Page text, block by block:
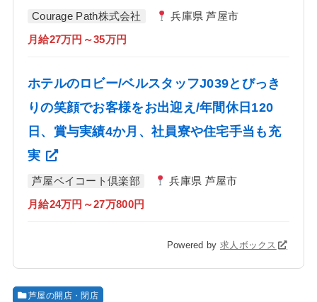
Courage Path株式会社 兵庫県 芦屋市
月給27万円～35万円
ホテルのロビー/ベルスタッフJ039とびっき
りの笑顔でお客様をお出迎え/年間休日120
日、賞与実績4か月、社員寮や住宅手当も充
実
芦屋ベイコート倶楽部 兵庫県 芦屋市
月給24万円～27万800円
Powered by 求人ボックス
芦屋の開店・閉店